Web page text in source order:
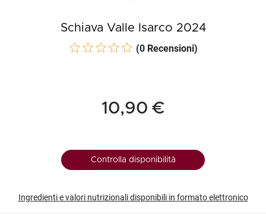
Schiava Valle Isarco 2024
(0 Recensioni)
10,90 €
Controlla disponibilità
Ingredienti e valori nutrizionali disponibili in formato elettronico